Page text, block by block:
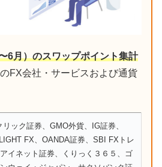
6月）のスワップポイント集計
FX会社・サービスおよび通貨
リック証券、GMO外貨、IG証券、
FX、OANDA証券、SBI FXトレ
イネット証券、くりっく３６５、ゴ